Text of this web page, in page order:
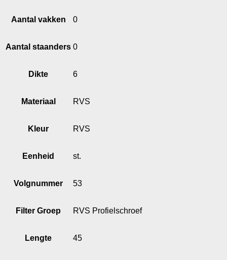
Aantal vakken 0
Aantal staanders 0
Dikte 6
Materiaal RVS
Kleur RVS
Eenheid st.
Volgnummer 53
Filter Groep RVS Profielschroef
Lengte 45